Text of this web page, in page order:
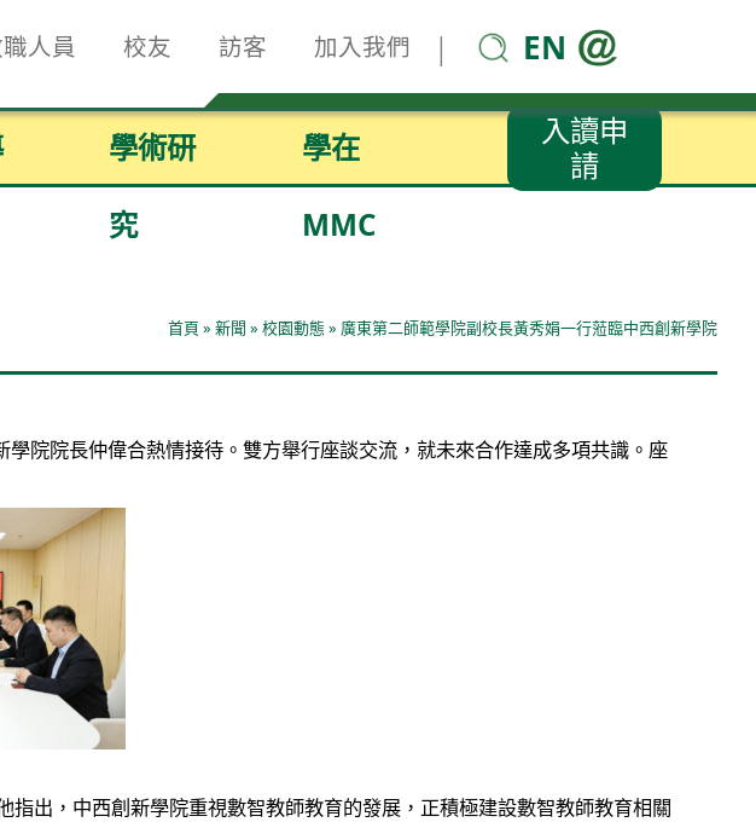
人員 校友 訪客 加入我們 | EN
學術研
究
學在
MMC
入讀申
請
首頁 » 新聞 » 校園動態 » 廣東第二師範學院副校長黃秀娟一行蒞臨中西創新學院
院院長仲偉合熱情接待。雙方舉行座談交流，就未來合作達成多項共識。座
出，中西創新學院重視數智教師教育的發展，正積極建設數智教師教育相關